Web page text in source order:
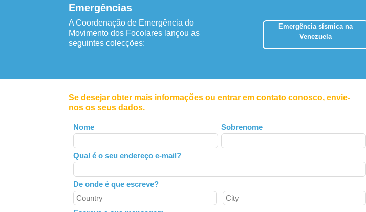
Emergências
A Coordenação de Emergência do
Movimento dos Focolares lançou as
seguintes colecções:
Emergência sísmica na
Venezuela
Se desejar obter mais informações ou entrar em contato conosco, envie-
nos os seus dados.
Leave
this
field
blank
Nome Sobrenome
Qual é o seu endereço e-mail?
De onde é que escreve?